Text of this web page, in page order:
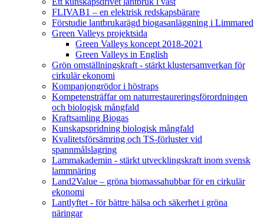
FLIVAB1 – en elektrisk redskapsbärare
Förstudie lantbrukarägd biogasanläggning i Limmared
Green Valleys projektsida
Green Valleys koncept 2018-2021
Green Valleys in English
Grön omställningskraft - stärkt klustersamverkan för
cirkulär ekonomi
Kompanjongrödor i höstraps
Kompetensträffar om naturrestaureringsförordningen
och biologisk mångfald
Kraftsamling Biogas
Kunskapspridning biologisk mångfald
Kvalitetsförsämring och TS-förluster vid
spannmålslagring
Lammakademin - stärkt utvecklingskraft inom svensk
lammnäring
Land2Value – gröna biomassahubbar för en cirkulär
ekonomi
Lantlyftet - för bättre hälsa och säkerhet i gröna
näringar